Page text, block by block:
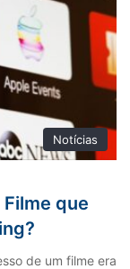
Notícias
que
de um filme era